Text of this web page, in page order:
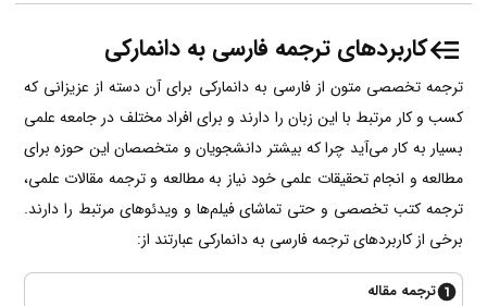
کاربردهای ترجمه فارسی به دانمارکی
ترجمه تخصصی متون از فارسی به دانمارکی برای آن دسته از عزیزانی که
کسب و کار مرتبط با این زبان را دارند و برای افراد مختلف در جامعه علمی
بسیار به کار می‌آید چرا‌ که بیشتر دانشجویان و متخصصان این حوزه برای
مطالعه و انجام تحقیقات علمی خود نیاز به مطالعه و ترجمه مقالات علمی،
ترجمه کتب تخصصی و حتی تماشای فیلم‌ها و ویدئوهای مرتبط را دارند.
برخی از کاربردهای ترجمه فارسی به دانمارکی عبارتند از:
ترجمه مقاله